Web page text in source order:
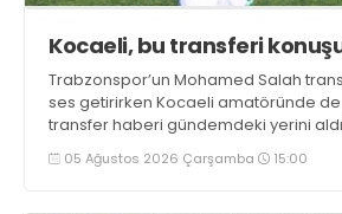
Kocaeli, bu transferi
Trabzonspor’un Mohamed Salah
ses getirirken Kocaeli amatöründe
transfer haberi gündemdeki yerini
05 Ağustos 2026 Çarşamba 15:00